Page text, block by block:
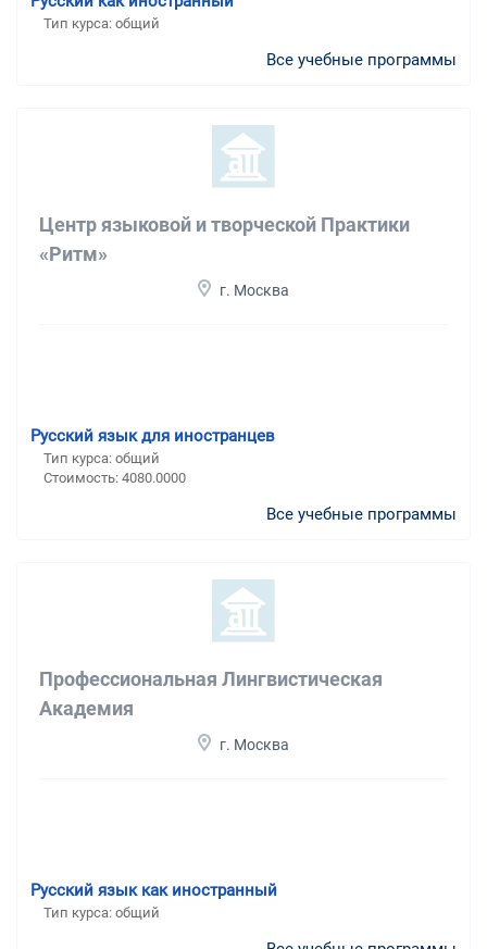
Тип курса: общий
Все учебные программы
Центр языковой и творческой Практики
«Ритм»
г. Москва
Русский язык для иностранцев
Тип курса: общий
Стоимость: 4080.0000
Все учебные программы
Профессиональная Лингвистическая
Академия
г. Москва
Русский язык как иностранный
Тип курса: общий